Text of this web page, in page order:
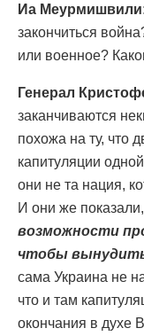
Иа
закончиться
или военное?
Генерал
заканчиваются
похожа на ту, что
капитуляции
они не та нация,
И они же
возможности
чтобы вынудить
сама Украина не
что и там
окончания в духе